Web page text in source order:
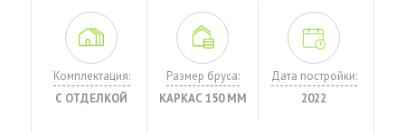
Комплектация:
С ОТДЕЛКОЙ
Размер бруса:
КАРКАС 150 ММ
Дата постройки:
2022